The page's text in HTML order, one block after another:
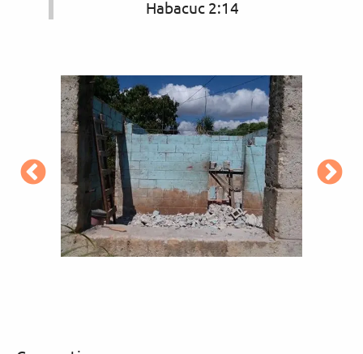
Habacuc 2:14